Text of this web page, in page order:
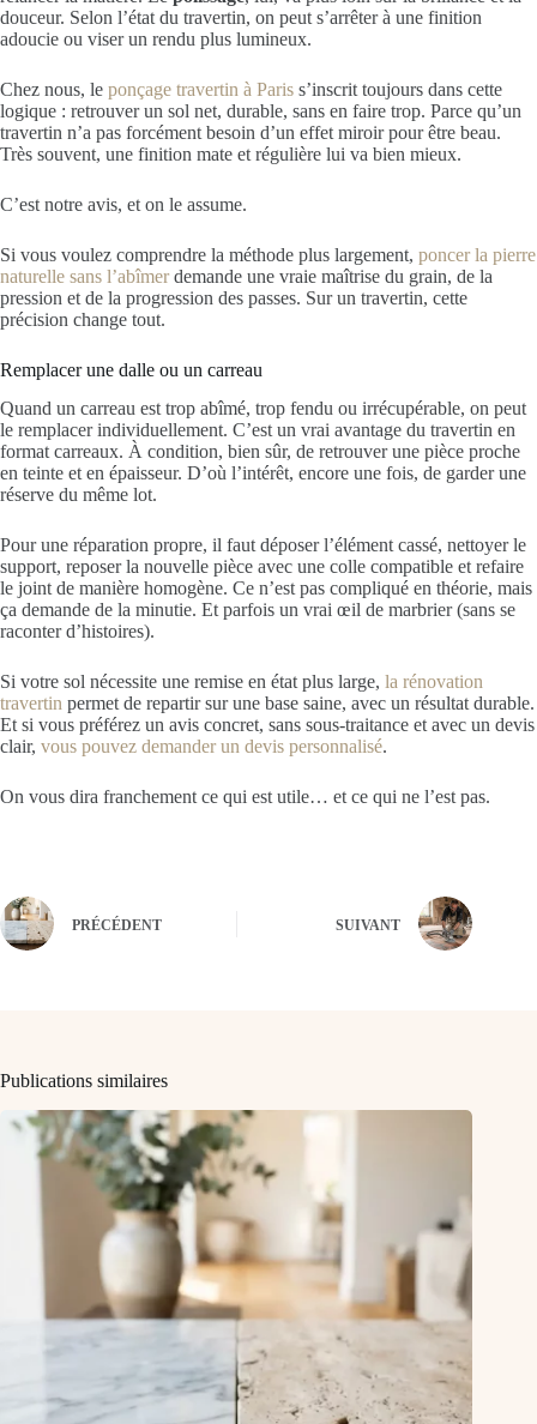
douceur. Selon l’état du travertin, on peut s’arrêter à une finition
adoucie ou viser un rendu plus lumineux.
Chez nous, le ponçage travertin à Paris s’inscrit toujours dans cette
logique : retrouver un sol net, durable, sans en faire trop. Parce qu’un
travertin n’a pas forcément besoin d’un effet miroir pour être beau.
Très souvent, une finition mate et régulière lui va bien mieux.
C’est notre avis, et on le assume.
Si vous voulez comprendre la méthode plus largement, poncer la pierre
naturelle sans l’abîmerdemande une vraie maîtrise du grain, de la
pression et de la progression des passes. Sur un travertin, cette
précision change tout.
Remplacer une dalle ou un carreau
Quand un carreau est trop abîmé, trop fendu ou irrécupérable, on peut
le remplacer individuellement. C’est un vrai avantage du travertin en
format carreaux. À condition, bien sûr, de retrouver une pièce proche
en teinte et en épaisseur. D’où l’intérêt, encore une fois, de garder une
réserve du même lot.
Pour une réparation propre, il faut déposer l’élément cassé, nettoyer le
support, reposer la nouvelle pièce avec une colle compatible et refaire
le joint de manière homogène. Ce n’est pas compliqué en théorie, mais
ça demande de la minutie. Et parfois un vrai œil de marbrier (sans se
raconter d’histoires).
Si votre sol nécessite une remise en état plus large, la rénovation
travertin permet de repartir sur une base saine, avec un résultat durable.
Et si vous préférez un avis concret, sans sous-traitance et avec un devis
clair, vous pouvez demander un devis personnalisé.
On vous dira franchement ce qui est utile… et ce qui ne l’est pas.
PRÉCÉDENT SUIVANT
Publications similaires